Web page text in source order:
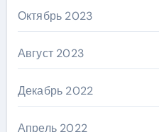
Октябрь 2023
Август 2023
Декабрь 2022
Апрель 2022